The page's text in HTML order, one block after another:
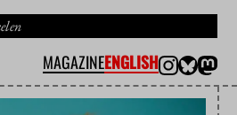
MAGAZINEENGLISH